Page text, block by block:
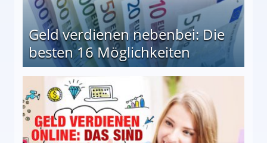
Geld verdienen nebenbei: Die
besten 16 Möglichkeiten